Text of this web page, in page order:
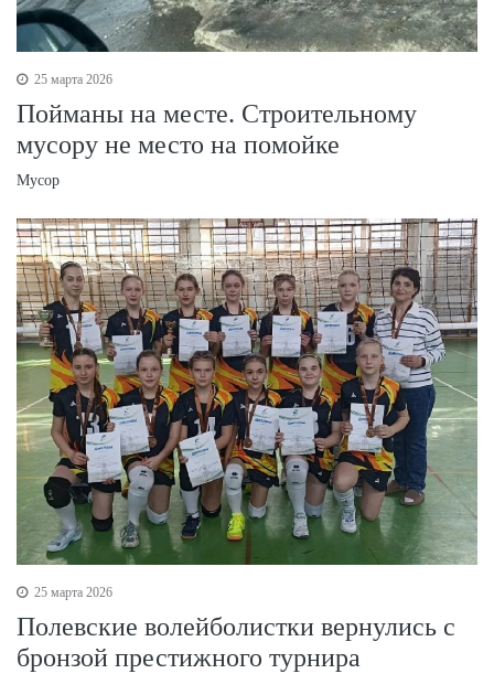
25 марта 2026
Пойманы на месте. Строительному
мусору не место на помойке
Мусор
25 марта 2026
Полевские волейболистки вернулись с
бронзой престижного турнира